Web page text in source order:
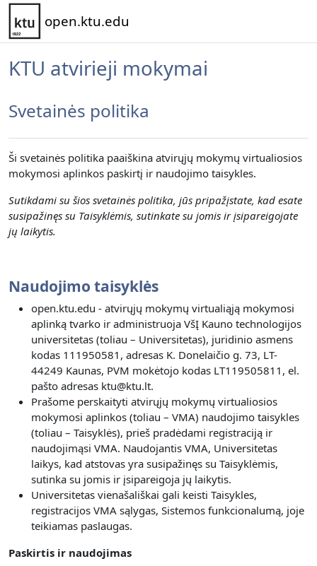
Pereiti į pagrindinį turinį
open.ktu.edu
KTU atvirieji mokymai
Svetainės politika
Ši svetainės politika paaiškina atvirųjų mokymų virtualiosios
mokymosi aplinkos paskirtį ir naudojimo taisykles.
Sutikdami su šios svetainės politika, jūs pripažįstate, kad esate
susipažinęs su Taisyklėmis, sutinkate su jomis ir įsipareigojate
jų laikytis.
Naudojimo taisyklės
open.ktu.edu - atvirųjų mokymų virtualiąją mokymosi
aplinką tvarko ir administruoja VšĮ Kauno technologijos
universitetas (toliau – Universitetas), juridinio asmens
kodas 111950581, adresas K. Donelaičio g. 73, LT-
44249 Kaunas, PVM mokėtojo kodas LT119505811, el.
pašto adresas ktu@ktu.lt.
Prašome perskaityti atvirųjų mokymų virtualiosios
mokymosi aplinkos (toliau – VMA) naudojimo taisykles
(toliau – Taisyklės), prieš pradėdami registraciją ir
naudojimąsi VMA. Naudojantis VMA, Universitetas
laikys, kad atstovas yra susipažinęs su Taisyklėmis,
sutinka su jomis ir įsipareigoja jų laikytis.
Universitetas vienašališkai gali keisti Taisykles,
registracijos VMA sąlygas, Sistemos funkcionalumą, joje
teikiamas paslaugas.
Paskirtis ir naudojimas